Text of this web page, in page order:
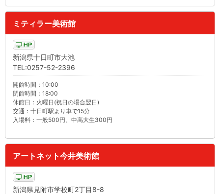
ミティラー美術館
新潟県十日町市大池
TEL:0257-52-2396
開館時間：10:00
閉館時間：18:00
休館日：火曜日(祝日の場合翌日)
交通：十日町駅より車で15分
入場料：一般500円、中高大生300円
アートネット今井美術館
新潟県見附市学校町2丁目8-8